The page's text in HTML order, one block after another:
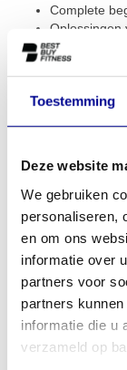
Toestemming
Deze website
We gebruiken
personaliseren,
en om ons
informatie over
partners voor
partners
informatie die u
verzameld op
Complete
Oplossingen
Benieuwd hoe wij
professionele
recente projecten
realiseert of jouw
vandaag nog
ons ook bellen of
Stuur een
Bel